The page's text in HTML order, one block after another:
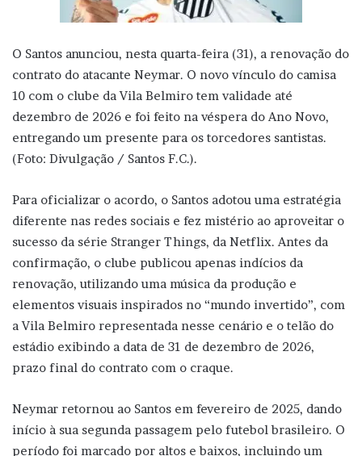
O Santos anunciou, nesta quarta-feira (31), a renovação do
contrato do atacante Neymar. O novo vínculo do camisa
10 com o clube da Vila Belmiro tem validade até
dezembro de 2026 e foi feito na véspera do Ano Novo,
entregando um presente para os torcedores santistas.
(Foto: Divulgação / Santos F.C.).
Para oficializar o acordo, o Santos adotou uma estratégia
diferente nas redes sociais e fez mistério ao aproveitar o
sucesso da série Stranger Things, da Netflix. Antes da
confirmação, o clube publicou apenas indícios da
renovação, utilizando uma música da produção e
elementos visuais inspirados no “mundo invertido”, com
a Vila Belmiro representada nesse cenário e o telão do
estádio exibindo a data de 31 de dezembro de 2026,
prazo final do contrato com o craque.
Neymar retornou ao Santos em fevereiro de 2025, dando
início à sua segunda passagem pelo futebol brasileiro. O
período foi marcado por altos e baixos, incluindo um